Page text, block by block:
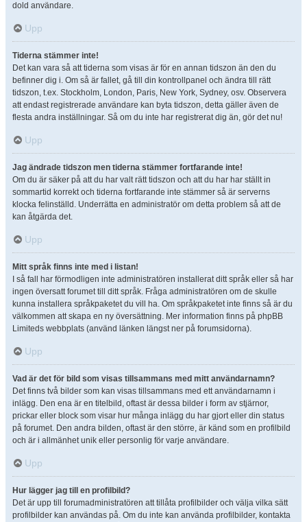
dold användare.
Upp
Tiderna stämmer inte!
Det kan vara så att tiderna som visas är för en annan tidszon än den du
befinner dig i. Om så är fallet, gå till din kontrollpanel och ändra till rätt
tidszon, t.ex. Stockholm, London, Paris, New York, Sydney, osv. Observera
att endast registrerade användare kan byta tidszon, detta gäller även de
flesta andra inställningar. Så om du inte har registrerat dig än, gör det nu!
Upp
Jag ändrade tidszon men tiderna stämmer fortfarande inte!
Om du är säker på att du har valt rätt tidszon och att du har har ställt in
sommartid korrekt och tiderna fortfarande inte stämmer så är serverns
klocka felinställd. Underrätta en administratör om detta problem så att de
kan åtgärda det.
Upp
Mitt språk finns inte med i listan!
I så fall har förmodligen inte administratören installerat ditt språk eller så har
ingen översatt forumet till ditt språk. Fråga administratören om de skulle
kunna installera språkpaketet du vill ha. Om språkpaketet inte finns så är du
välkommen att skapa en ny översättning. Mer information finns på phpBB
Limiteds webbplats (använd länken längst ner på forumsidorna).
Upp
Vad är det för bild som visas tillsammans med mitt användarnamn?
Det finns två bilder som kan visas tillsammans med ett användarnamn i
inlägg. Den ena är en titelbild, oftast är dessa bilder i form av stjärnor,
prickar eller block som visar hur många inlägg du har gjort eller din status
på forumet. Den andra bilden, oftast är den större, är känd som en profilbild
och är i allmänhet unik eller personlig för varje användare.
Upp
Hur lägger jag till en profilbild?
Det är upp till forumadministratören att tillåta profilbilder och välja vilka sätt
profilbilder kan användas på. Om du inte kan använda profilbilder, kontakta